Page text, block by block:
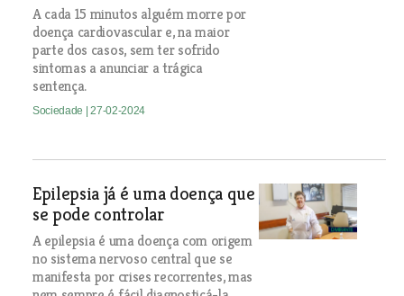
A cada 15 minutos alguém morre por
doença cardiovascular e, na maior
parte dos casos, sem ter sofrido
sintomas a anunciar a trágica
sentença.
Sociedade | 27-02-2024
Epilepsia já é uma doença que
se pode controlar
A epilepsia é uma doença com origem
no sistema nervoso central que se
manifesta por crises recorrentes, mas